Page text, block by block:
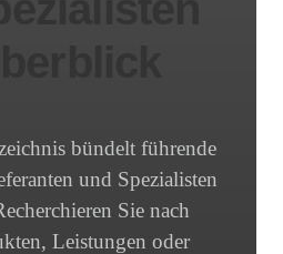
bündelt führende
und Spezialisten
Sie nach
Leistungen oder